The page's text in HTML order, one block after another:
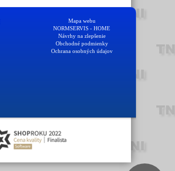
Mapa webu
NORMSERVIS - HOME
Návrhy na zlepšenie
Obchodné podmienky
Ochrana osobných údajov